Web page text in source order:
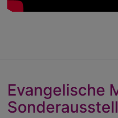
Evangelische